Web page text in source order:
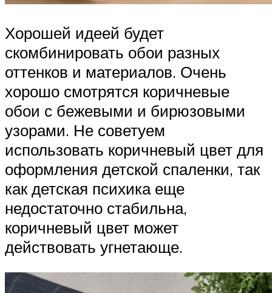
Хорошей идеей будет
скомбинировать обои разных
оттенков и материалов. Очень
хорошо смотрятся коричневые
обои с бежевыми и бирюзовыми
узорами. Не советуем
использовать коричневый цвет для
оформления детской спаленки, так
как детская психика еще
недостаточно стабильна,
коричневый цвет может
действовать угнетающе.